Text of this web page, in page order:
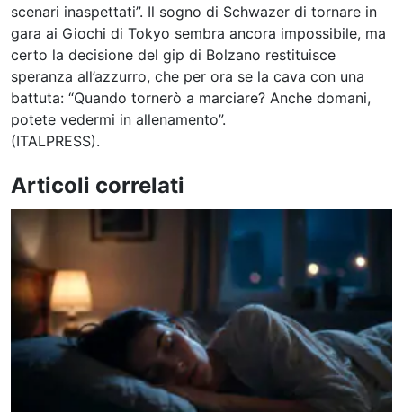
scenari inaspettati”. Il sogno di Schwazer di tornare in
gara ai Giochi di Tokyo sembra ancora impossibile, ma
certo la decisione del gip di Bolzano restituisce
speranza all’azzurro, che per ora se la cava con una
battuta: “Quando tornerò a marciare? Anche domani,
potete vedermi in allenamento”.
(ITALPRESS).
Articoli correlati